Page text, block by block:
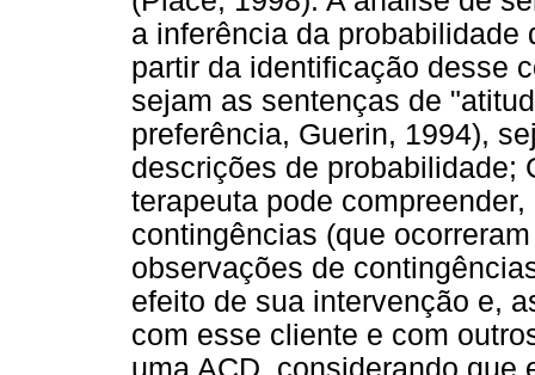
a inferência da probabilidade
partir da identificação desse
sejam as sentenças de
preferência, Guerin, 1994),
descrições de probabilidade;
terapeuta pode
contingências (que
observações de
efeito de sua intervenção e,
com esse cliente e com